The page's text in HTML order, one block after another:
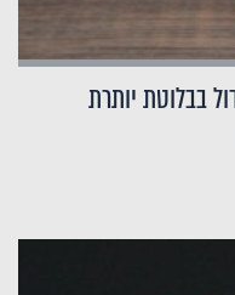
בבלוטת יותרת